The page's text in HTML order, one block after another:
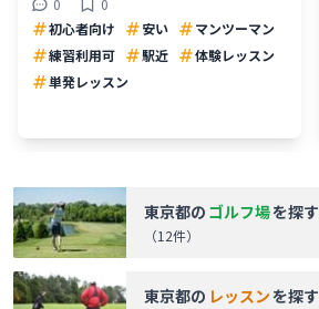
0
0
初心者向け
安い
マンツーマン
練習利用可
駅近
体験レッスン
単発レッスン
東京都の ゴルフ場を探す
（12件）
東京都の レッスンを探す